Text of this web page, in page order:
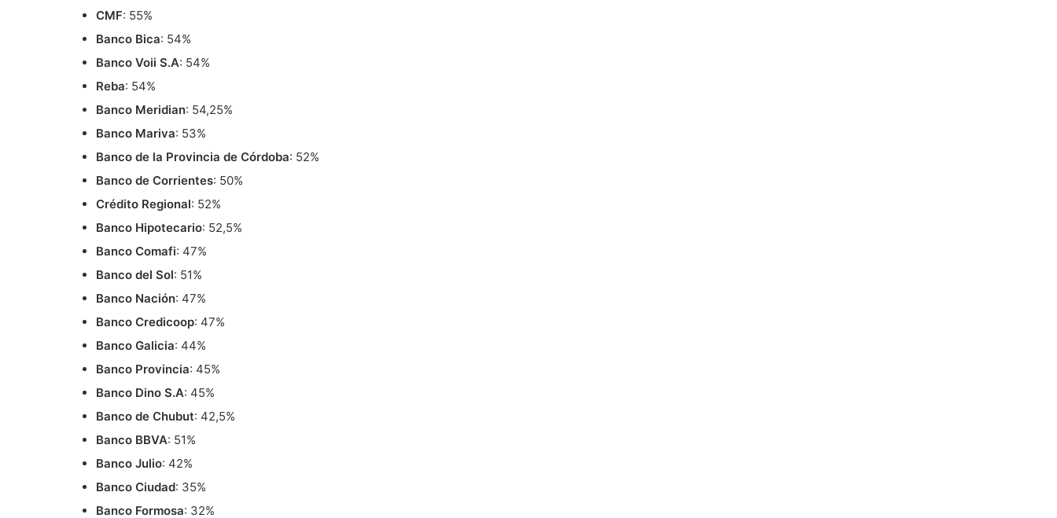
CMF: 55%
Banco Bica: 54%
Banco Voii S.A: 54%
Reba: 54%
Banco Meridian: 54,25%
Banco Mariva: 53%
Banco de la Provincia de Córdoba: 52%
Banco de Corrientes: 50%
Crédito Regional: 52%
Banco Hipotecario: 52,5%
Banco Comafi: 47%
Banco del Sol: 51%
Banco Nación: 47%
Banco Credicoop: 47%
Banco Galicia: 44%
Banco Provincia: 45%
Banco Dino S.A: 45%
Banco de Chubut: 42,5%
Banco BBVA: 51%
Banco Julio: 42%
Banco Ciudad: 35%
Banco Formosa: 32%